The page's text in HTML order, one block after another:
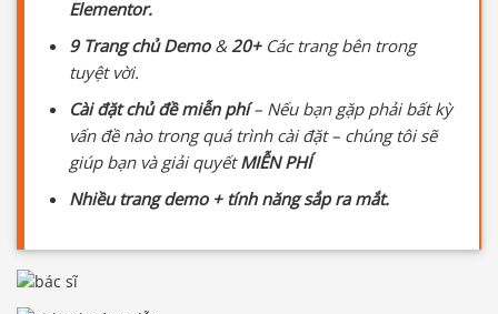
Elementor.
9 Trang chủ Demo & 20+Các trang bên trong
tuyệt vời.
Cài đặt chủ đề miễn phí– Nếu bạn gặp phải bất kỳ
vấn đề nào trong quá trình cài đặt – chúng tôi sẽ
giúp bạn và giải quyếtMIỄN PHÍ
Nhiều trang demo + tính năng sắp ra mắt.